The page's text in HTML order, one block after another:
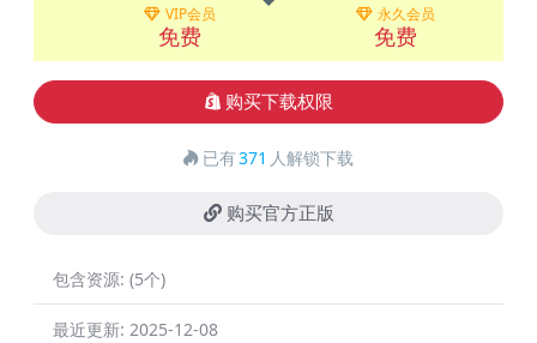
VIP会员
免费
永久会员
免费
购买下载权限
已有371 人解锁下载
购买官方正版
包含资源: (5个)
最近更新: 2025-12-08